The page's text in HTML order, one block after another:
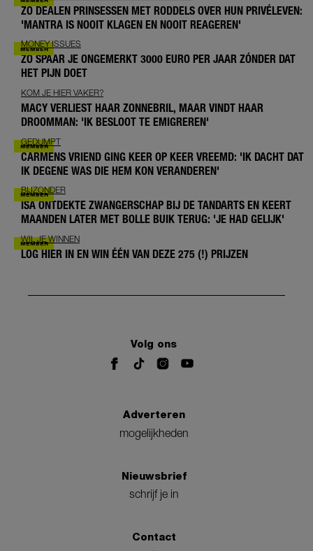
ZO DEALEN PRINSESSEN MET RODDELS OVER HUN PRIVÉLEVEN:
'MANTRA IS NOOIT KLAGEN EN NOOIT REAGEREN'
MONEY ISSUES
ZO SPAAR JE ONGEMERKT 3000 EURO PER JAAR ZÓNDER DAT
HET PIJN DOET
KOM JE HIER VAKER?
MACY VERLIEST HAAR ZONNEBRIL, MAAR VINDT HAAR
DROOMMAN: 'IK BESLOOT TE EMIGREREN'
GEDUMPT
CARMENS VRIEND GING KEER OP KEER VREEMD: 'IK DACHT DAT
IK DEGENE WAS DIE HEM KON VERANDEREN'
BIJZONDER
ISA ONTDEKTE ZWANGERSCHAP BIJ DE TANDARTS EN KEERT
MAANDEN LATER MET BOLLE BUIK TERUG: 'JE HAD GELIJK'
WIL JE WINNEN
LOG HIER IN EN WIN ÉÉN VAN DEZE 275 (!) PRIJZEN
Volg ons
Adverteren
mogelijkheden
Nieuwsbrief
schrijf je in
Contact